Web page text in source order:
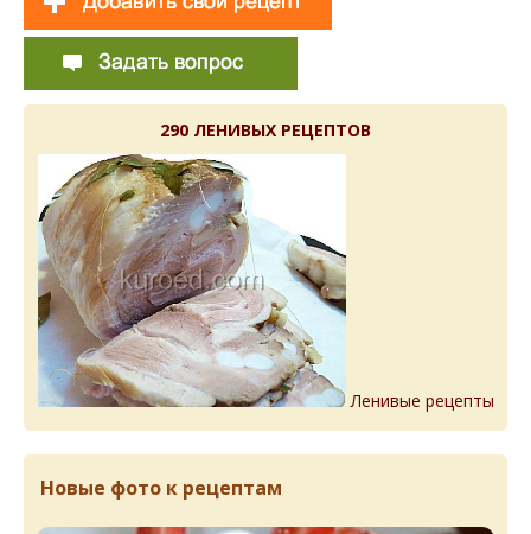
290 ЛЕНИВЫХ РЕЦЕПТОВ
Ленивые рецепты
Новые фото к рецептам